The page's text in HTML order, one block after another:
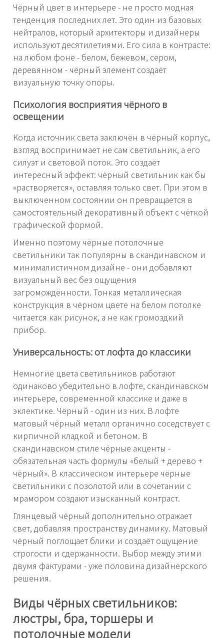
Чёрный цвет в интерьере - не просто модная
тенденция последних лет. Это один из базовых
нейтралов, который архитекторы и дизайнеры
используют десятилетиями. Его сила в контрасте:
на любом фоне - белом, бежевом, сером,
деревянном - чёрный элемент создаёт
визуальную точку опоры.
Психология восприятия чёрного в
освещении
Когда источник света заключён в чёрный корпус,
взгляд воспринимает не сам светильник, а его
силуэт и световой поток. Это создаёт
интересный эффект: чёрный светильник как бы
«растворяется», оставляя только свет. При этом в
выключенном состоянии он превращается в
самостоятельный декоративный объект с чёткой
графической формой.
Именно поэтому чёрные потолочные
светильники так популярны в скандинавском и
минималистичном дизайне - они добавляют
визуальный вес без ощущения
загромождённости. Тонкая металлическая
конструкция в чёрном цвете на белом потолке
читается как рисунок, а не как громоздкий
прибор.
Универсальность: от лофта до классики
Немногие цвета светильников работают
одинаково убедительно в лофте, скандинавском
интерьере, современной классике и даже в
эклектике. Чёрный - один из них. В лофте
матовый чёрный металл органично соседствует с
кирпичной кладкой и бетоном. В
скандинавском стиле чёрные акценты -
обязательная часть формулы «белый + дерево +
чёрный». В классическом интерьере чёрные
светильники с позолотой или в сочетании с
мрамором создают изысканный контраст.
Глянцевый чёрный дополнительно отражает
свет, добавляя пространству динамику. Матовый
чёрный поглощает блики и создаёт ощущение
строгости и сдержанности. Выбор между этими
двумя фактурами - уже половина дизайнерского
решения.
Виды чёрных светильников:
люстры, бра, торшеры и
потолочные модели